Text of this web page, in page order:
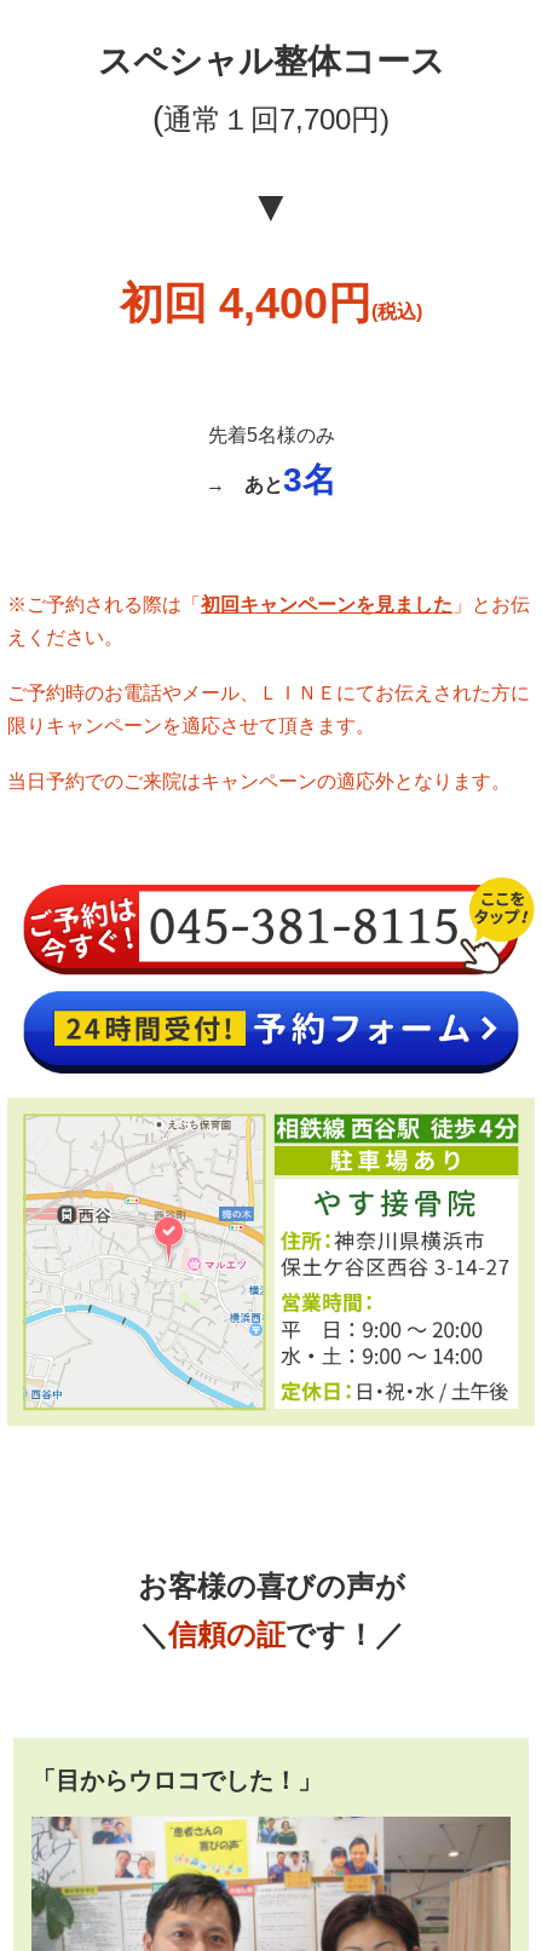
スペシャル整体コース
(通常１回7,700円)
▼
初回 4,400円 (税込)
先着5名様のみ
→ あと3名
※ご予約される際は「 初回キャンペーンを見ました 」とお伝
えください。
ご予約時のお電話やメール、ＬＩＮＥにてお伝えされた方に
限りキャンペーンを適応させて頂きます。
当日予約でのご来院はキャンペーンの適応外となります。
お客様の喜びの声が
＼信頼の証です！／
「目からウロコでした！」